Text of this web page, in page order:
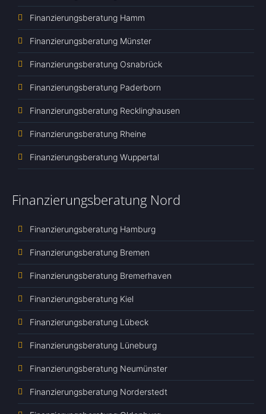
Finanzierungsberatung Hamm
Finanzierungsberatung Münster
Finanzierungsberatung Osnabrück
Finanzierungsberatung Paderborn
Finanzierungsberatung Recklinghausen
Finanzierungsberatung Rheine
Finanzierungsberatung Wuppertal
Finanzierungsberatung Nord
Finanzierungsberatung Hamburg
Finanzierungsberatung Bremen
Finanzierungsberatung Bremerhaven
Finanzierungsberatung Kiel
Finanzierungsberatung Lübeck
Finanzierungsberatung Lüneburg
Finanzierungsberatung Neumünster
Finanzierungsberatung Norderstedt